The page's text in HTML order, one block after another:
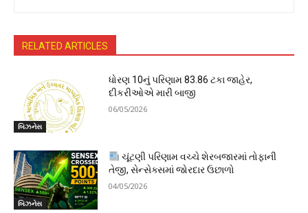
RELATED ARTICLES
બિઝનેસ
ધોરણ 10નું પરિણામ 83.86 ટકા જાહેર,
દીકરીઓએ મારી બાજી
06/05/2026
બિઝનેસ
ચૂંટણી પરિણામ વચ્ચે શેરબજારમાં તોફાની
તેજી, સેન્સેક્સમાં જોરદાર ઉછાળો
04/05/2026